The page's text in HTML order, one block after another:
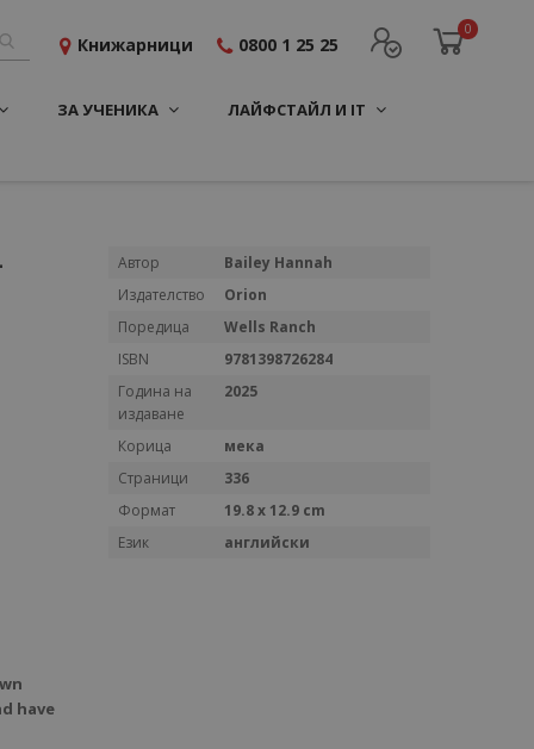
0
Книжарници 0800 1 25 25
ЗА УЧЕНИКА ЛАЙФСТАЙЛ И IT
have
Повече
Автор
Bailey Hannah
Издателство
Orion
Поредица
Wells Ranch
ISBN
9781398726284
Година на
издаване
2025
Корица
мека
Страници
336
Формат
19.8 x 12.9 cm
Език
английски